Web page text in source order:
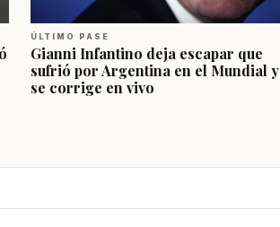
ÚLTIMO PASE
Gianni Infantino deja escapar que
sufrió por Argentina en el Mundial y
se corrige en vivo